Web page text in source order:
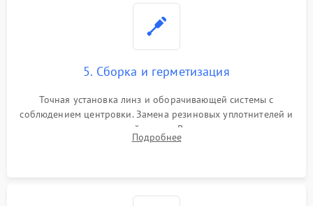
5. Сборка и герметизация
Точная установка линз и оборачивающей системы с
соблюдением центровки. Замена резиновых уплотнителей и
нанесение влагозащитной смазки. Вакуумирование корпуса
и заполнение его осушенным азотом или аргоном для
Подробнее